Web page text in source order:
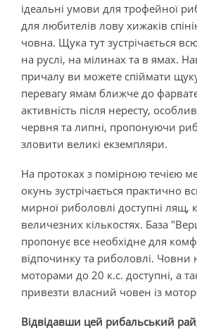
ідеальні умови для трофейної
для любителів лову хижаків
човна. Щука тут зустрічається
на руслі, на мілинах та в ямах.
причалу ви можете спіймати
перевагу ямам ближче до
активність після нересту,
червня та липні, пропонуючи
зловити великі екземпляри.
На протоках з помірною течією
окунь зустрічається практично
мирної риболовлі доступні лящ,
величезних кількостях. База
пропонує все необхідне для
відпочинку та риболовлі. Човни
моторами до 20 к.с. доступні, а
привезти власний човен із
Відвідавши цей рибальський